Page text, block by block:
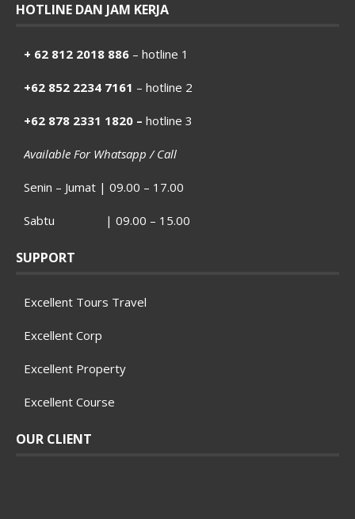
HOTLINE DAN JAM KERJA
+ 62 812 2018 886 – hotline 1
+62 852 2234 7161 – hotline 2
+62 878 2331 1820 – hotline 3
Available For Whatsapp / Call
Senin – Jumat | 09.00 – 17.00
Sabtu | 09.00 – 15.00
SUPPORT
Excellent Tours Travel
Excellent Corp
Excellent Property
Excellent Course
OUR CLIENT